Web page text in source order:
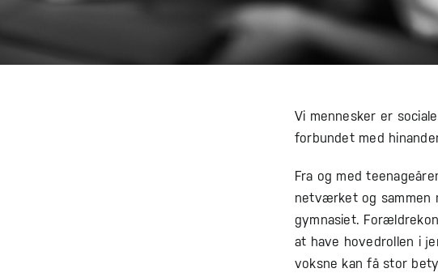
Vi mennesker er
forbundet med
Fra og med
netværket og sammen
gymnasiet.
at have hovedrollen i
voksne kan få stor